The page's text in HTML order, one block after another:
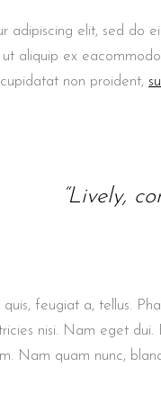
adipiscing elit, sed do
aliquip ex
non proident,
“Lively,
feugiat a, tellus.
nisi. Nam eget
Nam quam nunc,